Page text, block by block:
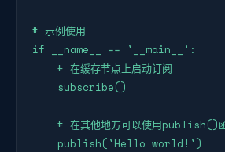
# 示例使用
if __name__ == '__main__':
    # 在缓存节点上启动订阅
    subscribe()
# 在其他地方可以使用publish()
    publish('Hello world!')